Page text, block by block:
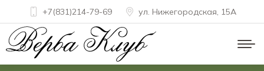
+7(831)214-79-69 ул. Нижегородская, 15A